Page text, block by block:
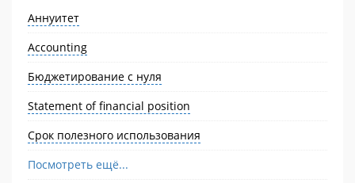
Аннуитет
Accounting
Бюджетирование с нуля
Statement of financial position
Срок полезного использования
Посмотреть ещё...